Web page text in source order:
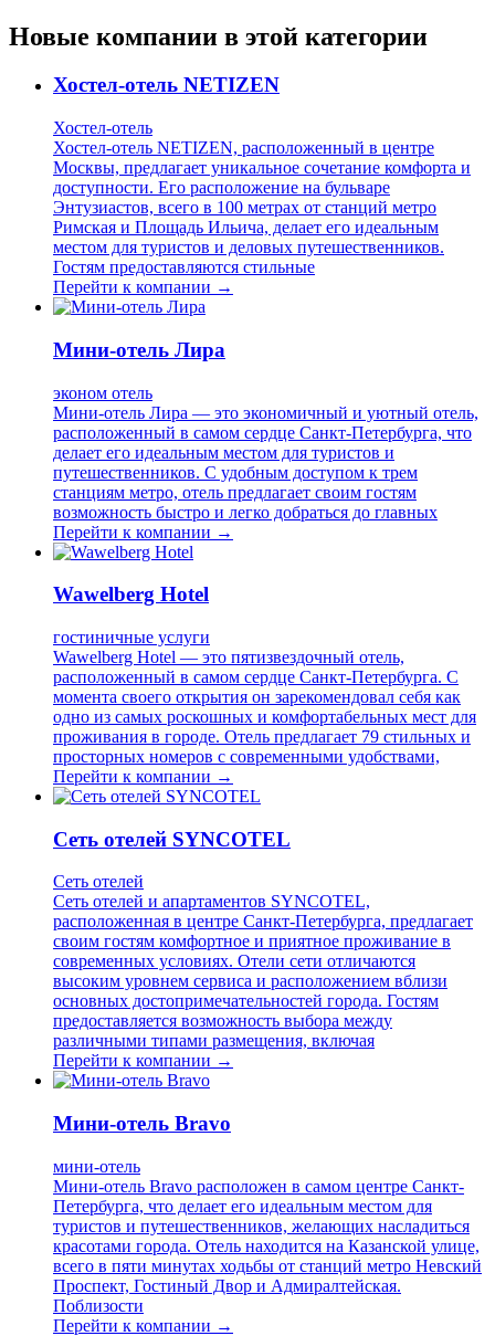
Новые компании в этой категории
Хостел-отель NETIZEN
Хостел-отель
Хостел-отель NETIZEN, расположенный в центре
Москвы, предлагает уникальное сочетание комфорта и
доступности. Его расположение на бульваре
Энтузиастов, всего в 100 метрах от станций метро
Римская и Площадь Ильича, делает его идеальным
местом для туристов и деловых путешественников.
Гостям предоставляются стильные
Перейти к компании →
Мини-отель Лира
эконом отель
Мини-отель Лира — это экономичный и уютный отель,
расположенный в самом сердце Санкт-Петербурга, что
делает его идеальным местом для туристов и
путешественников. С удобным доступом к трем
станциям метро, отель предлагает своим гостям
возможность быстро и легко добраться до главных
Перейти к компании →
Wawelberg Hotel
гостиничные услуги
Wawelberg Hotel — это пятизвездочный отель,
расположенный в самом сердце Санкт-Петербурга. С
момента своего открытия он зарекомендовал себя как
одно из самых роскошных и комфортабельных мест для
проживания в городе. Отель предлагает 79 стильных и
просторных номеров с современными удобствами,
Перейти к компании →
Сеть отелей SYNCOTEL
Сеть отелей
Сеть отелей и апартаментов SYNCOTEL,
расположенная в центре Санкт-Петербурга, предлагает
своим гостям комфортное и приятное проживание в
современных условиях. Отели сети отличаются
высоким уровнем сервиса и расположением вблизи
основных достопримечательностей города. Гостям
предоставляется возможность выбора между
различными типами размещения, включая
Перейти к компании →
Мини-отель Bravo
мини-отель
Мини-отель Bravo расположен в самом центре Санкт-
Петербурга, что делает его идеальным местом для
туристов и путешественников, желающих насладиться
красотами города. Отель находится на Казанской улице,
всего в пяти минутах ходьбы от станций метро Невский
Проспект, Гостиный Двор и Адмиралтейская.
Поблизости
Перейти к компании →